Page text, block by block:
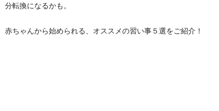
分転換になるかも。
赤ちゃんから始められる、オススメの習い事５選をご紹介！